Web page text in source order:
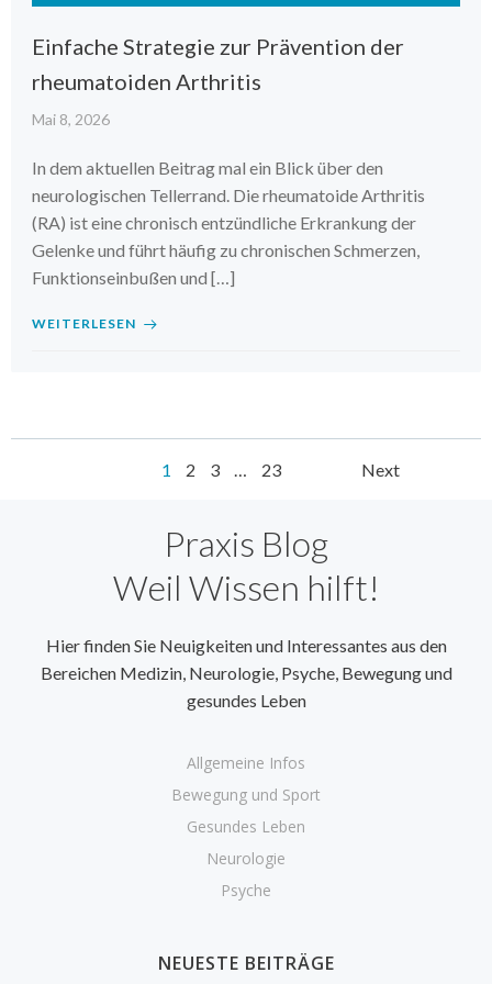
Einfache Strategie zur Prävention der
rheumatoiden Arthritis
Mai 8, 2026
In dem aktuellen Beitrag mal ein Blick über den
neurologischen Tellerrand. Die rheumatoide Arthritis
(RA) ist eine chronisch entzündliche Erkrankung der
Gelenke und führt häufig zu chronischen Schmerzen,
Funktionseinbußen und […]
WEITERLESEN
Posts
navigation
Page
1 Page
2 Page
3 … Page
23
Posts
Next
Praxis Blog
Weil Wissen hilft!
Hier finden Sie Neuigkeiten und Interessantes aus den
Bereichen Medizin, Neurologie, Psyche, Bewegung und
gesundes Leben
Allgemeine Infos
Bewegung und Sport
Gesundes Leben
Neurologie
Psyche
NEUESTE BEITRÄGE